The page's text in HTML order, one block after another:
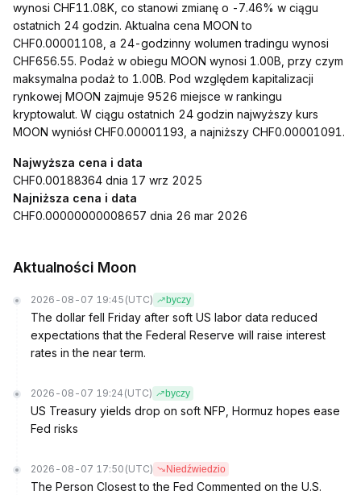
wynosi CHF11.08K, co stanowi zmianę o -7.46% w ciągu
ostatnich 24 godzin. Aktualna cena MOON to
CHF0.00001108, a 24-godzinny wolumen tradingu wynosi
CHF656.55. Podaż w obiegu MOON wynosi 1.00B, przy czym
maksymalna podaż to 1.00B. Pod względem kapitalizacji
rynkowej MOON zajmuje 9526 miejsce w rankingu
kryptowalut. W ciągu ostatnich 24 godzin najwyższy kurs
MOON wyniósł CHF0.00001193, a najniższy CHF0.00001091.
Najwyższa cena i data
CHF0.00188364 dnia 17 wrz 2025
Najniższa cena i data
CHF0.00000000008657 dnia 26 mar 2026
Aktualności Moon
2026-08-07 19:45 (UTC) byczy
The dollar fell Friday after soft US labor data reduced
expectations that the Federal Reserve will raise interest
rates in the near term.
2026-08-07 19:24 (UTC) byczy
US Treasury yields drop on soft NFP, Hormuz hopes ease
Fed risks
2026-08-07 17:50 (UTC) Niedźwiedzio
The Person Closest to the Fed Commented on the U.S.